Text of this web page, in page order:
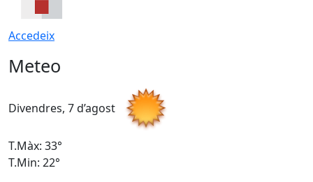
Accedeix
Meteo
Divendres, 7 d’agost
T.Màx: 33°
T.Min: 22°